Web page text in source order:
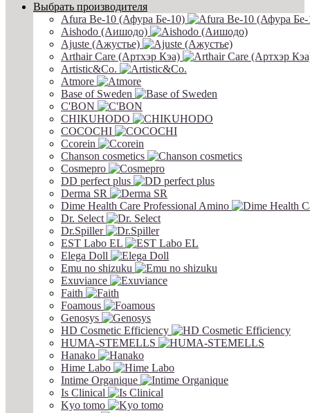
Выбрать производителя
Afura Be-10 (Афура Бе-10)
Aishodo (Аишодо)
Ajuste (Ажустье)
Arthair Care (Артхэр Кэа)
Artistic&Co.
Atmore
Base of Sweden
C'BON
CHIKUHODO
COCOCHI
Ccorein
Chanson cosmetics
Cosmepro
DD perfect plus
Derma SR
Dime Health Care Professional Amino
Dr. Select
Dr.Spiller
EST Labo EL
Elega Doll
Emu no shizuku
Exuviance
Faith
Foamous
Genosys
HD Cosmetic Efficiency
HUMA-STEMELLS
Hanako
Hime Labo
Intime Organique
Is Clinical
Kyo tomo